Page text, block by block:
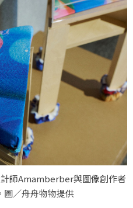
師Amamberber與圖像創作者
圖／舟舟物物提供